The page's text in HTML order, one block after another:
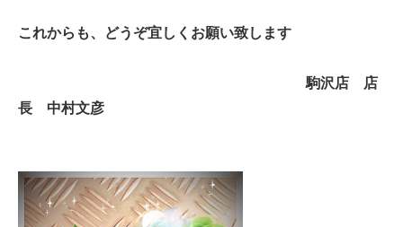
これからも、どうぞ宜しくお願い致します
駒沢店 店
長 中村文彦